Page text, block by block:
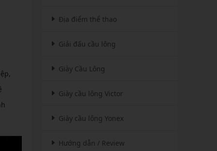
Địa điểm thể thao
Giải đấu cầu lông
Giày Cầu Lông
Giày cầu lông Victor
Giày cầu lông Yonex
Hướng dẫn / Review